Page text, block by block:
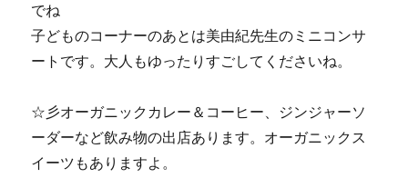
でね
子どものコーナーのあとは美由紀先生のミニコンサ
ートです。大人もゆったりすごしてくださいね。
☆彡オーガニックカレー＆コーヒー、ジンジャーソ
ーダーなど飲み物の出店あります。オーガニックス
イーツもありますよ。